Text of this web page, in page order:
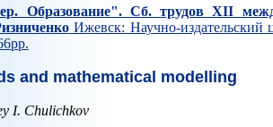
Образование". Cб. трудов XII
Ижевск: Научно-издательский
and mathematical modelling
I. Chulichkov